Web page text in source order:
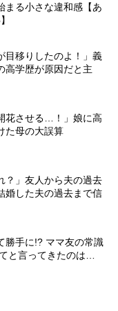
まる小さな違和感【あ
目移りしたのよ！」義
学歴が原因だと主
花させる…！」娘に高
た母の大誤算
？」友人から夫の過去
した夫の過去まで信
勝手に!? ママ友の常識
と言ってきたのは…